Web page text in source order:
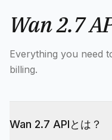
Wan 2.7
Everything you need
billing.
Wan 2.7 APIとは？